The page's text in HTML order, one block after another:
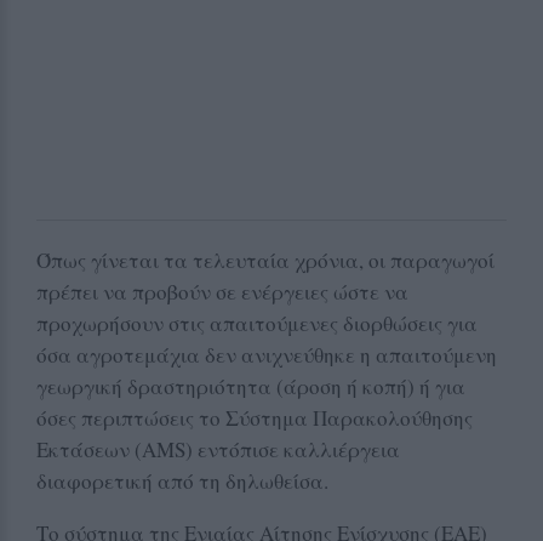
Όπως γίνεται τα τελευταία χρόνια, οι παραγωγοί
πρέπει να προβούν σε ενέργειες ώστε να
προχωρήσουν στις απαιτούμενες διορθώσεις για
όσα αγροτεμάχια δεν ανιχνεύθηκε η απαιτούμενη
γεωργική δραστηριότητα (άροση ή κοπή) ή για
όσες περιπτώσεις το Σύστημα Παρακολούθησης
Εκτάσεων (AMS) εντόπισε καλλιέργεια
διαφορετική από τη δηλωθείσα.
Tο σύστημα της Ενιαίας Αίτησης Ενίσχυσης (ΕΑΕ)